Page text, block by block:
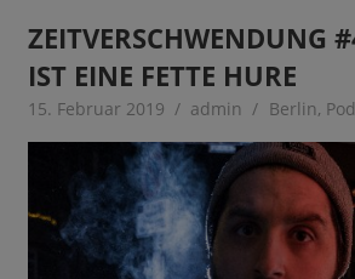
ZEITVERSCHWENDUNG
IST EINE FETTE HURE
15. Februar 2019 admin Berlin,